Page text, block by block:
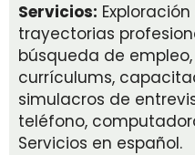
Servicios:
trayectorias
búsqueda de
currículums,
simulacros de
teléfono,
Servicios en español.